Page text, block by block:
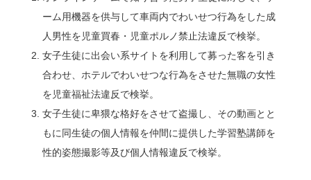
ーム用機器を供与して車両内でわいせつ行為をした成
人男性を児童買春・児童ポルノ禁止法違反で検挙。
女子生徒に出会い系サイトを利用して募った客を引き
合わせ、ホテルでわいせつな行為をさせた無職の女性
を児童福祉法違反で検挙。
女子生徒に卑猥な格好をさせて盗撮し、その動画とと
もに同生徒の個人情報を仲間に提供した学習塾講師を
性的姿態撮影等及び個人情報違反で検挙。